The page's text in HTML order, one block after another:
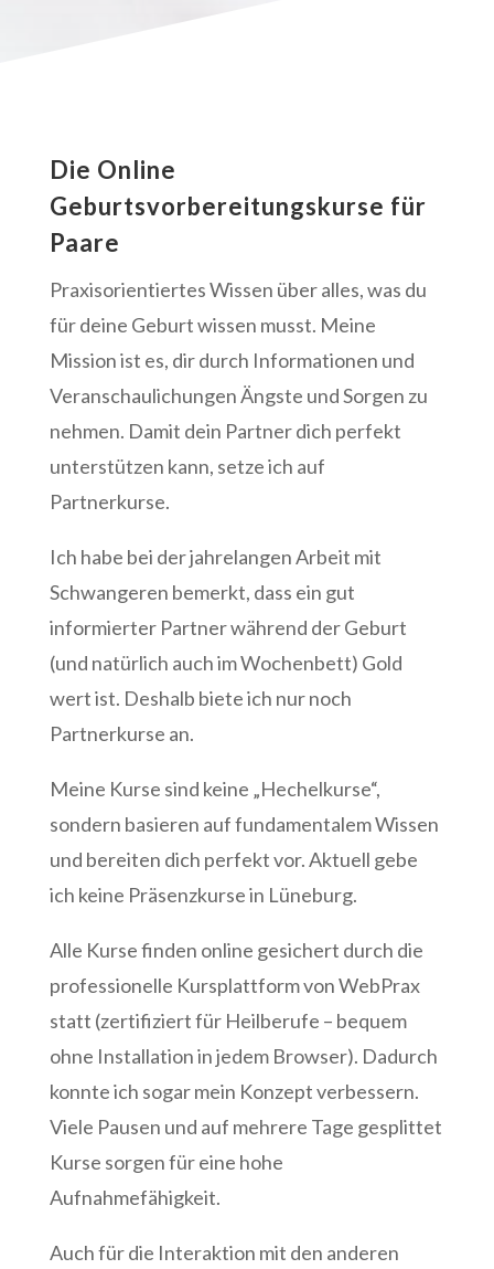
Die Online
Geburtsvorbereitungskurse für
Paare
Praxisorientiertes Wissen über alles, was du
für deine Geburt wissen musst. Meine
Mission ist es, dir durch Informationen und
Veranschaulichungen Ängste und Sorgen zu
nehmen. Damit dein Partner dich perfekt
unterstützen kann, setze ich auf
Partnerkurse.
Ich habe bei der jahrelangen Arbeit mit
Schwangeren bemerkt, dass ein gut
informierter Partner während der Geburt
(und natürlich auch im Wochenbett) Gold
wert ist. Deshalb biete ich nur noch
Partnerkurse an.
Meine Kurse sind keine „Hechelkurse“,
sondern basieren auf fundamentalem Wissen
und bereiten dich perfekt vor. Aktuell gebe
ich keine Präsenzkurse in Lüneburg.
Alle Kurse finden online gesichert durch die
professionelle Kursplattform von WebPrax
statt (zertifiziert für Heilberufe – bequem
ohne Installation in jedem Browser). Dadurch
konnte ich sogar mein Konzept verbessern.
Viele Pausen und auf mehrere Tage gesplittet
Kurse sorgen für eine hohe
Aufnahmefähigkeit.
Auch für die Interaktion mit den anderen